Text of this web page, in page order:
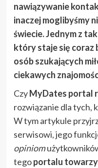
nawiązywanie
inaczej moglibyśmy
świecie. Jednym z
który staje się coraz
osób szukających
ciekawych
CzyMyDates portal
rozwiązanie dla tych,
W tym artykule
serwisowi, jego
opiniom
tegoportalu